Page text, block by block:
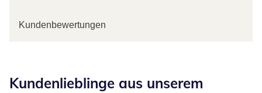
Kundenbewertungen
Kundenlieblinge aus unserem